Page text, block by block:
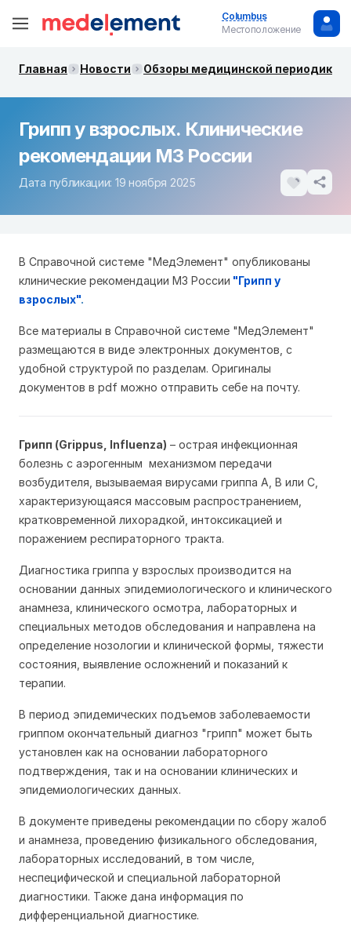
Columbus
Местоположение
Главная Новости Обзоры медицинской периодики.
Грипп у взрослых. Клинические
рекомендации МЗ России
Дата публикации: 19 ноября 2025
В Справочной системе "МедЭлемент" опубликованы
клинические рекомендации МЗ России "Грипп у
взрослых".
Все материалы в Справочной системе "МедЭлемент"
размещаются в виде электронных документов, с
удобной структурой по разделам. Оригиналы
документов в pdf можно отправить себе на почту.
Грипп (Grippus, Influenza) – острая инфекционная
болезнь с аэрогенным механизмом передачи
возбудителя, вызываемая вирусами гриппа А, В или С,
характеризующаяся массовым распространением,
кратковременной лихорадкой, интоксикацией и
поражением респираторного тракта.
Диагностика гриппа у взрослых производится на
основании данных эпидемиологического и клинического
анамнеза, клинического осмотра, лабораторных и
специальных методов обследования и направлена на
определение нозологии и клинической формы, тяжести
состояния, выявление осложнений и показаний к
терапии.
В период эпидемических подъемов заболеваемости
гриппом окончательный диагноз "грипп" может быть
установлен как на основании лабораторного
подтверждения, так и на основании клинических и
эпидемиологических данных.
В документе приведены рекомендации по сбору жалоб
и анамнеза, проведению физикального обследования,
лабораторных исследований, в том числе,
неспецифической и специальной лабораторной
диагностики. Также дана информация по
дифференциальной диагностике.